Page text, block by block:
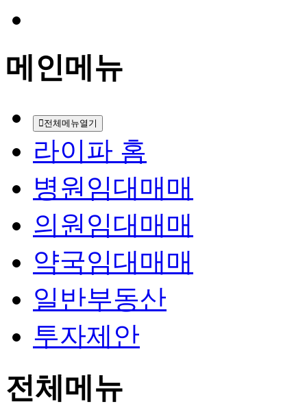
메인메뉴
전체메뉴열기
라이파 홈
병원임대매매
의원임대매매
약국임대매매
일반부동산
투자제안
전체메뉴